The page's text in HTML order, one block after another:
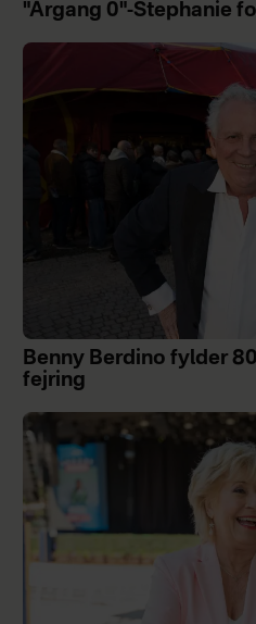
"Årgang 0"-Stephanie
Benny Berdino fylder
fejring